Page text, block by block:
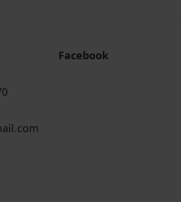
Facebook